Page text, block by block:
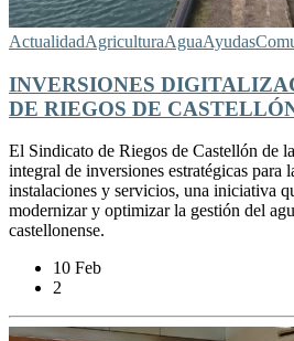
ActualidadAgriculturaAguaAyudas
INVERSIONES
DE RIEGOS DE
El Sindicato de Riegos de Castellón de
integral de inversiones estratégicas para
instalaciones y servicios, una iniciativa
modernizar y optimizar la gestión del
castellonense.
10 Feb
2